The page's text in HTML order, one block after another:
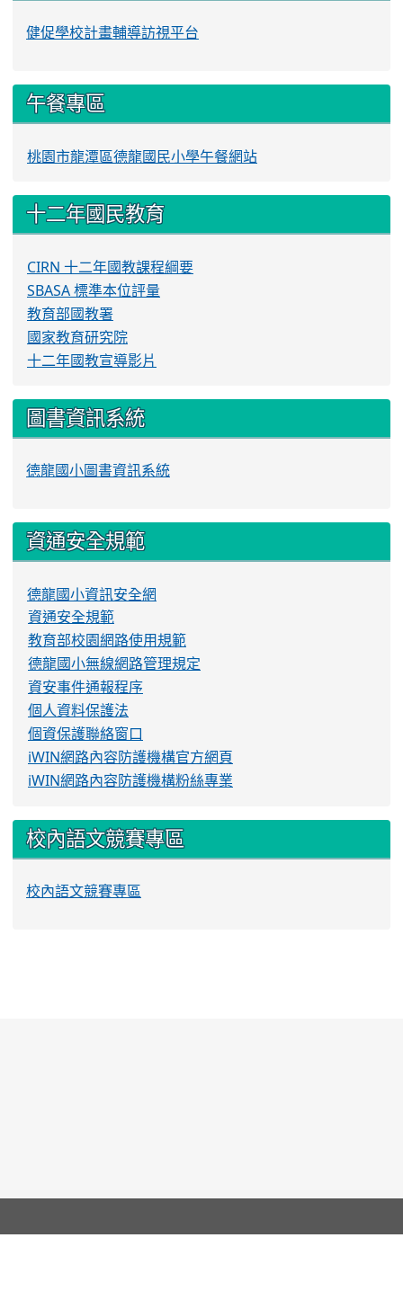
健促學校計畫輔導訪視平台
午餐專區
桃園市龍潭區德龍國民小學午餐網站
十二年國民教育
CIRN 十二年國教課程綱要
SBASA 標準本位評量
教育部國教署
國家教育研究院
十二年國教宣導影片
圖書資訊系統
德龍國小圖書資訊系統
資通安全規範
德龍國小資訊安全網
資通安全規範
教育部校園網路使用規範
德龍國小無線網路管理規定
資安事件通報程序
個人資料保護法
個資保護聯絡窗口
iWIN網路內容防護機構官方網頁
iWIN網路內容防護機構粉絲專業
校內語文競賽專區
校內語文競賽專區